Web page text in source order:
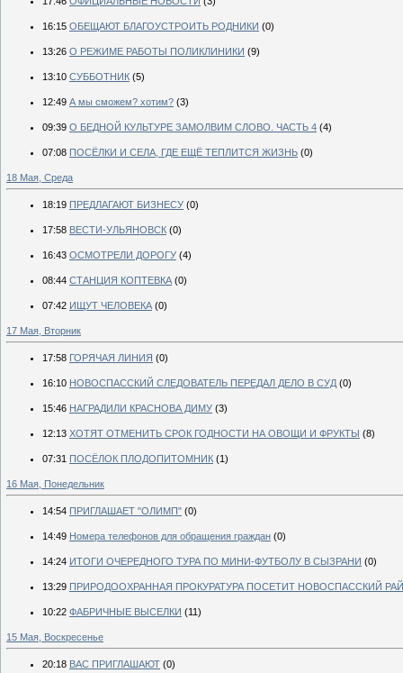
16:15 ОБЕЩАЮТ БЛАГОУСТРОИТЬ РОДНИКИ (0)
13:26 О РЕЖИМЕ РАБОТЫ ПОЛИКЛИНИКИ (9)
13:10 СУББОТНИК (5)
12:49 А мы сможем? хотим? (3)
09:39 О БЕДНОЙ КУЛЬТУРЕ ЗАМОЛВИМ СЛОВО. ЧАСТЬ 4 (4)
07:08 ПОСЁЛКИ И СЕЛА, ГДЕ ЕЩЁ ТЕПЛИТСЯ ЖИЗНЬ (0)
18 Мая, Среда
18:19 ПРЕДЛАГАЮТ БИЗНЕСУ (0)
17:58 ВЕСТИ-УЛЬЯНОВСК (0)
16:43 ОСМОТРЕЛИ ДОРОГУ (4)
08:44 СТАНЦИЯ КОПТЕВКА (0)
07:42 ИЩУТ ЧЕЛОВЕКА (0)
17 Мая, Вторник
17:58 ГОРЯЧАЯ ЛИНИЯ (0)
16:10 НОВОСПАССКИЙ СЛЕДОВАТЕЛЬ ПЕРЕДАЛ ДЕЛО В СУД (0)
15:46 НАГРАДИЛИ КРАСНОВА ДИМУ (3)
12:13 ХОТЯТ ОТМЕНИТЬ СРОК ГОДНОСТИ НА ОВОЩИ И ФРУКТЫ (8)
07:31 ПОСЁЛОК ПЛОДОПИТОМНИК (1)
16 Мая, Понедельник
14:54 ПРИГЛАШАЕТ "ОЛИМП" (0)
14:49 Номера телефонов для обращения граждан (0)
14:24 ИТОГИ ОЧЕРЕДНОГО ТУРА ПО МИНИ-ФУТБОЛУ В СЫЗРАНИ (0)
13:29 ПРИРОДООХРАННАЯ ПРОКУРАТУРА ПОСЕТИТ НОВОСПАССКИЙ
10:22 ФАБРИЧНЫЕ ВЫСЕЛКИ (11)
15 Мая, Воскресенье
20:18 ВАС ПРИГЛАШАЮТ (0)